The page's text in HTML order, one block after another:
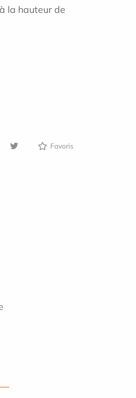
la hauteur de
Favoris